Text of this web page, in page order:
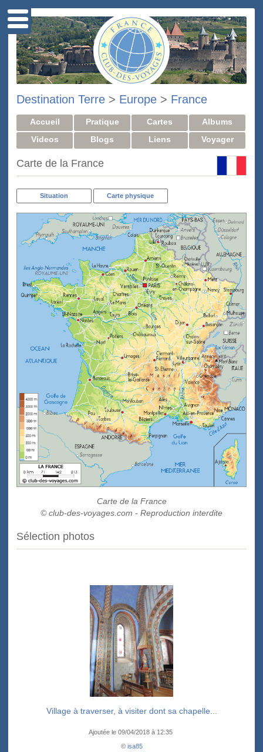
Destination Terre > Europe > France
Accueil Pratique Cartes
Albums
Videos
Blogs Liens Voyager
Carte de la France
Situation Carte physique
Carte de la France
© club-des-voyages.com - Reproduction interdite
Sélection photos
Village à traverser, à visiter dont sa chapelle...
Ajoutée le 09/04/2018 à 12:35
© isa85